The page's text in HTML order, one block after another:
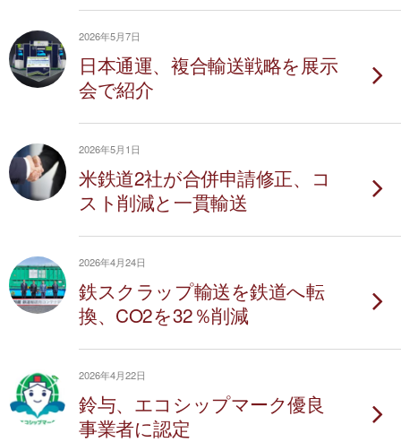
2026年5月7日
日本通運、複合輸送戦略を展示
会で紹介
2026年5月1日
米鉄道2社が合併申請修正、コ
スト削減と一貫輸送
2026年4月24日
鉄スクラップ輸送を鉄道へ転
換、CO2を32％削減
2026年4月22日
鈴与、エコシップマーク優良
事業者に認定